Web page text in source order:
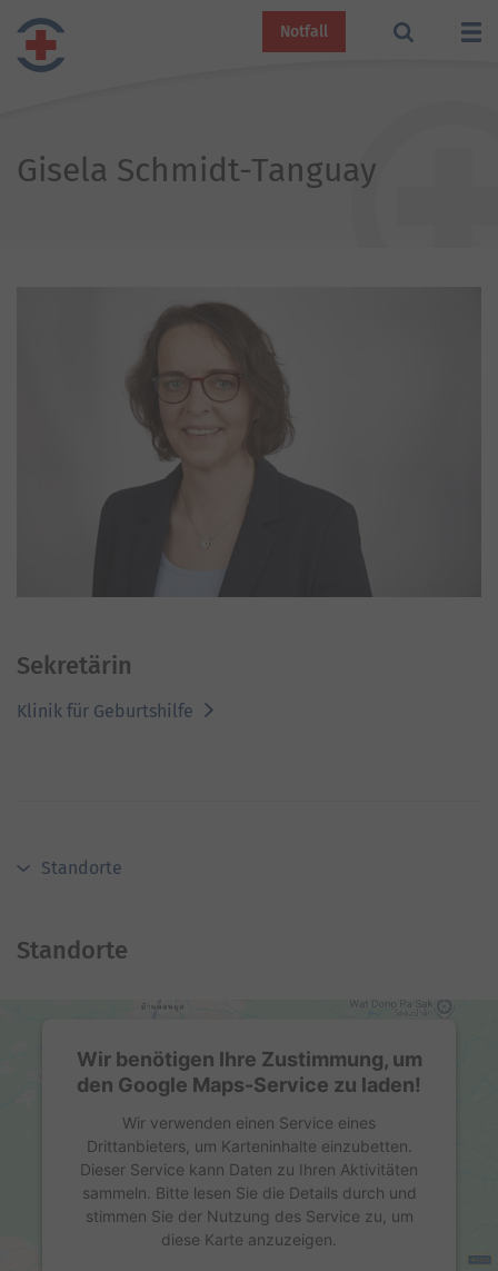
Notfall
Gisela Schmidt-Tanguay
Sekretärin
Klinik für Geburtshilfe
Standorte
Standorte
Wir benötigen Ihre Zustimmung, um
den Google Maps-Service zu laden!
Wir verwenden einen Service eines
Drittanbieters, um Karteninhalte einzubetten.
Dieser Service kann Daten zu Ihren Aktivitäten
sammeln. Bitte lesen Sie die Details durch und
stimmen Sie der Nutzung des Service zu, um
diese Karte anzuzeigen.